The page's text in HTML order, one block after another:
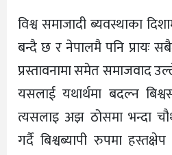
विश्व समाजादी ब्यवस्थाका
बन्दै छ र नेपालमै पनि प्रायः
प्रस्तावनामा समेत समाजवाद
यसलाई यथार्थमा बदल्न
त्यसलाइ अझ ठोसमा भन्दा
गर्दै बिश्वब्यापी रुपमा